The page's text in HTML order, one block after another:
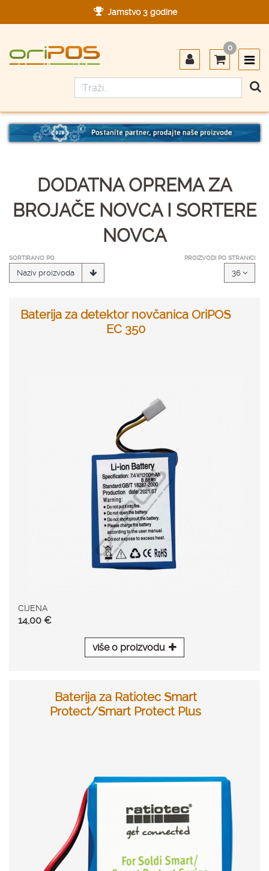
Jamstvo 3 godine
Designed in Germany
Made in Germany
0
DODATNA OPREMA ZA
BROJAČE NOVCA I SORTERE
NOVCA
SORTIRANO PO
Naziv proizvoda
PROIZVODI PO STRANICI
36
Baterija za detektor novčanica OriPOS
EC 350
CIJENA
14,00 €
više o proizvodu
Baterija za Ratiotec Smart
Protect/Smart Protect Plus